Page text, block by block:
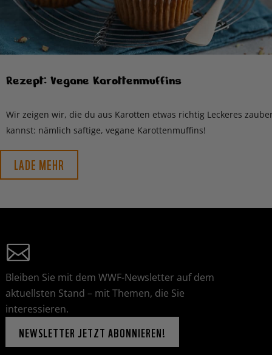
Rezept: Vegane Karottenmuffins
Wir zeigen wir, die du aus Karotten etwas richtig Leckeres
kannst: nämlich saftige, vegane Karottenmuffins!
LADE MEHR
Bleiben Sie mit dem WWF-Newsletter auf dem
aktuellsten Stand – mit Themen, die Sie
interessieren.
NEWSLETTER JETZT ABONNIEREN!